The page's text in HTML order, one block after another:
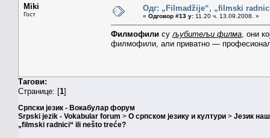
Miki
Гост
Одг: „Filmadžije“, „filmski
« Одговор #13 у: 11.20 ч. 13.09.2008. »
Филмофили су љубитељи филма , они
филмофили, али приватно —
Тагови:
Странице: [1]
Српски језик - Вокабулар форум
Srpski jezik - Vokabular forum > О српском језику и култури > Језик
„filmski radnici“ ili nešto treće?